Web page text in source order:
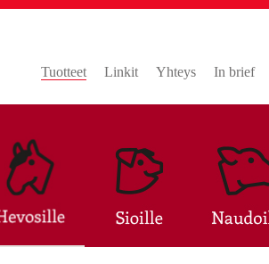
Tuotteet Linkit Yhteys In brief